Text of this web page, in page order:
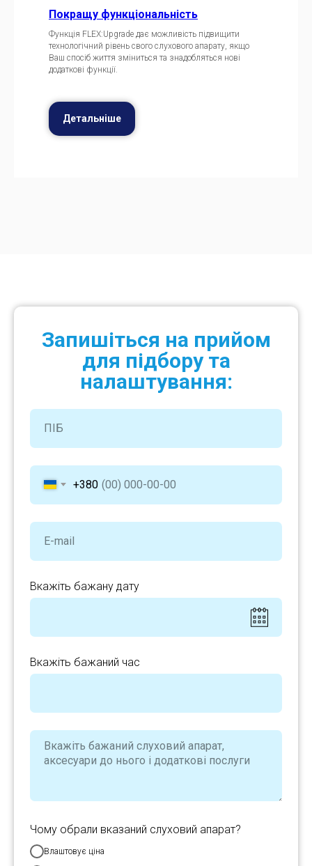
Покращу функціональність
Функція FLEX:Upgrade дає можливість підвищити
технологічний рівень свого слухового апарату, якщо
Ваш спосіб життя зміниться та знадобляться нові
додаткові функції.
Детальніше
Запишіться на прийом
для підбору та
налаштування:
+380
Вкажіть бажану дату
Вкажіть бажаний час
Чому обрали вказаний слуховий апарат?
Влаштовує ціна